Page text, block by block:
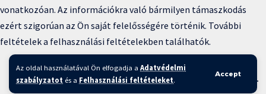
Az oldal használatával Ön elfogadja a Adatvédelmi
szabályzatot és a Felhasználási feltételeket.
Accept
vonatkozóan. Az információkra való bármilyen támaszkodás
ezért szigorúan az Ön saját felelősségére történik. További
feltételek a felhasználási feltételekben találhatók.
Copyright © 2025 BFKH.hu
Felhasználási feltételek –Adatvédelmi irányelvek – Kapcsolat –